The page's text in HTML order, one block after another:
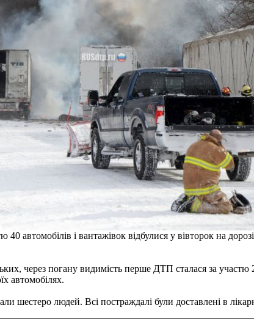
40 автомобілів і вантажівок відбулися у вівторок на
через погану видимість перше ДТП сталася за
автомобілях.
шестеро людей. Всі постраждалі були доставлені в